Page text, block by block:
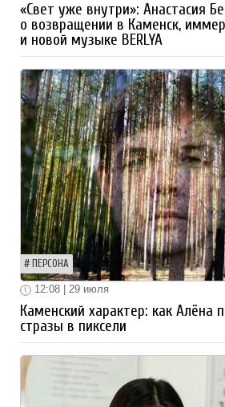
«Свет уже внутри»: Анастасия
о возвращении в Каменск,
и новой музыке BERLYA
ПЕРСОНА
12:08 | 29 июля
Каменский характер: как Алёна
стразы в пиксели